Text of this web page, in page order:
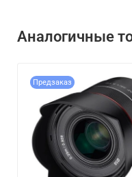
Аналогичные
Предзаказ